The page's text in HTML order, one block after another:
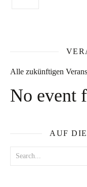
Alle zukünftigen
No event
AUF